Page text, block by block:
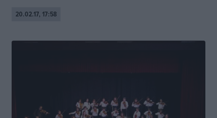
20.02.17, 17:58